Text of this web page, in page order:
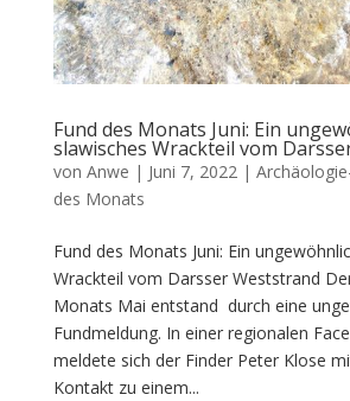
Fund des Monats Juni: Ein
slawisches Wrackteil vom
von Anwe | Juni 7, 2022 |
des Monats
Fund des Monats Juni: Ein
Wrackteil vom Darsser Weststrand
Monats Mai entstand durch eine
Fundmeldung. In einer regionalen
meldete sich der Finder Peter Klose
Kontakt zu einem...